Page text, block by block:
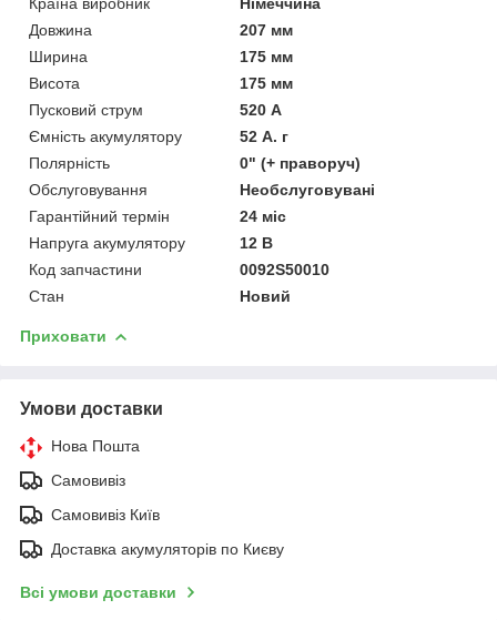
Довжина
207 мм
Ширина
175 мм
Висота
175 мм
Пусковий струм
520 А
Ємність акумулятору
52 А. г
Полярність
0" (+ праворуч)
Обслуговування
Необслуговувані
Гарантійний термін
24 міс
Напруга акумулятору
12 В
Код запчастини
0092S50010
Стан
Новий
Приховати
Умови доставки
Нова Пошта
Самовивіз
Самовивіз Київ
Доставка акумуляторів по Києву
Всі умови доставки